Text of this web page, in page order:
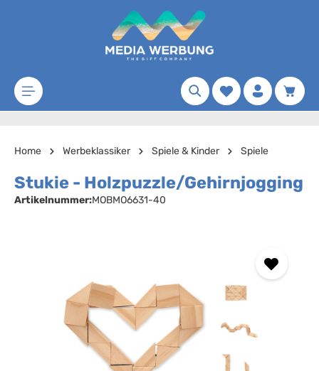
Zum Hauptinhalt springen
Merkzettel
Home Werbeklassiker Spiele & Kinder Spiele
Stukie - Holzpuzzle/Gehirnjogging
Artikelnummer:MOBMO6631-40